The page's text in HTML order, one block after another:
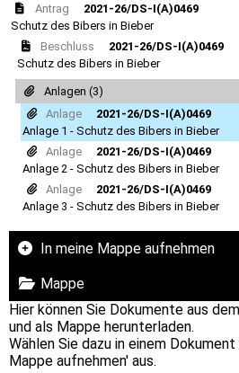
Antrag
2021-26/DS-I(A)0469
Schutz des Bibers in Bieber
Beschluss
2021-26/DS-I(A)0469
Schutz des Bibers in Bieber
Anlagen (3)
Anlage
2021-26/DS-I(A)0469
Anlage 1 - Schutz des Bibers in Bieber
Anlage
2021-26/DS-I(A)0469
Anlage 2 - Schutz des Bibers in Bieber
Anlage
2021-26/DS-I(A)0469
Anlage 3 - Schutz des Bibers in Bieber
In meine Mappe aufnehmen
Mappe
Hier können Sie Dokumente aus
und als Mappe herunterladen.
Wählen Sie dazu in einem
Mappe aufnehmen' aus.